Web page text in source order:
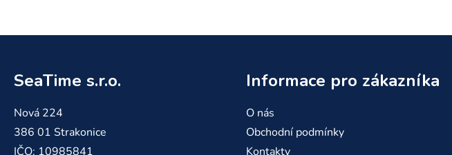
SeaTime s.r.o.
Nová 224
386 01 Strakonice
IČO: 10985841
Informace pro zákazníka
O nás
Obchodní podmínky
Kontakty